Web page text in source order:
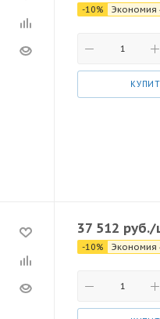
-10% Экономия
37 512 руб./
-10% Экономия